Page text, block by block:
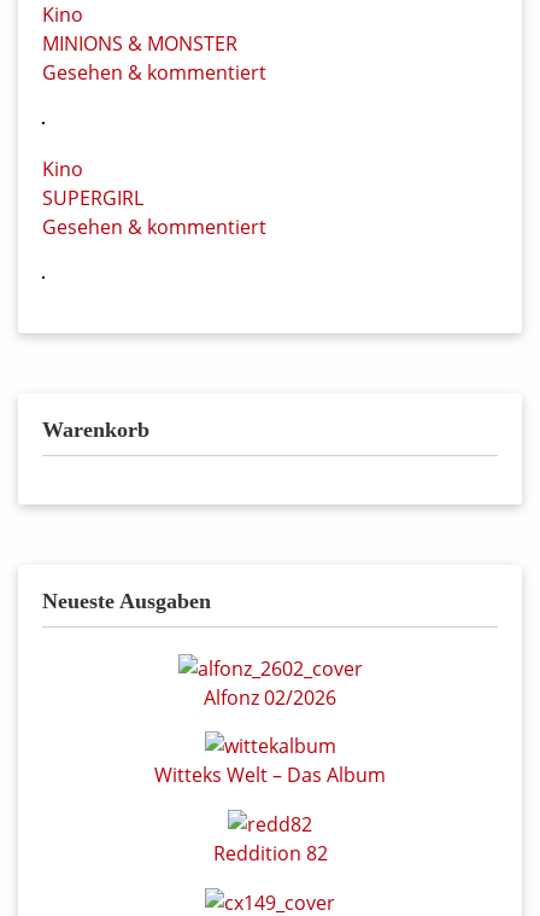
Kino
MINIONS & MONSTER
Gesehen & kommentiert
Kino
SUPERGIRL
Gesehen & kommentiert
Warenkorb
Neueste Ausgaben
Alfonz 02/2026
Witteks Welt – Das Album
Reddition 82